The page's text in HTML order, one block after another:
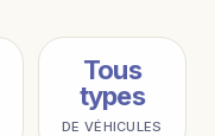
Tous
types
DE VÉHICULES